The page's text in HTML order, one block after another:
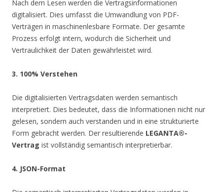
Nach dem Lesen werden die Vertragsinformationen
digitalisiert. Dies umfasst die Umwandlung von PDF-
Verträgen in maschinenlesbare Formate. Der gesamte
Prozess erfolgt intern, wodurch die Sicherheit und
Vertraulichkeit der Daten gewährleistet wird.
3. 100% Verstehen
Die digitalisierten Vertragsdaten werden semantisch
interpretiert. Dies bedeutet, dass die Informationen nicht nur
gelesen, sondern auch verstanden und in eine strukturierte
Form gebracht werden. Der resultierende LEGANTA®-
Vertrag ist vollständig semantisch interpretierbar.
4. JSON-Format